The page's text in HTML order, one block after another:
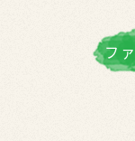
フ